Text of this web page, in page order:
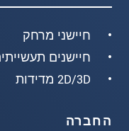
חיישני מרחק
חיישנים
2D/3D מדידות
החברה